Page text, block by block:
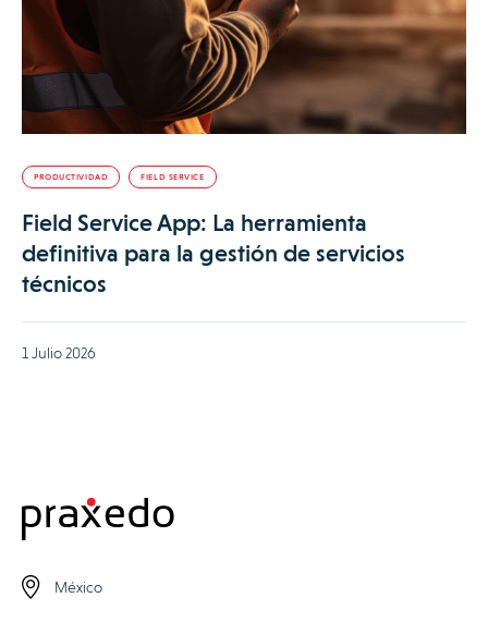
PRODUCTIVIDAD FIELD SERVICE
Field Service App: La herramienta
definitiva para la gestión de servicios
técnicos
1 Julio 2026
México